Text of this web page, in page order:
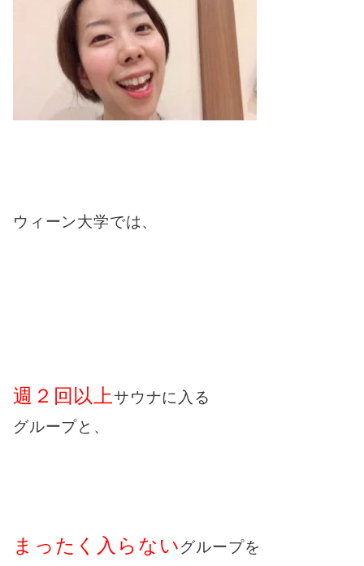
ウィーン大学では、
週２回以上サウナに入る
グループと、
まったく入らないグループを